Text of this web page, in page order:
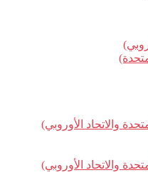
والاتحاد الأوروبي)
والاتحاد الأوروبي)